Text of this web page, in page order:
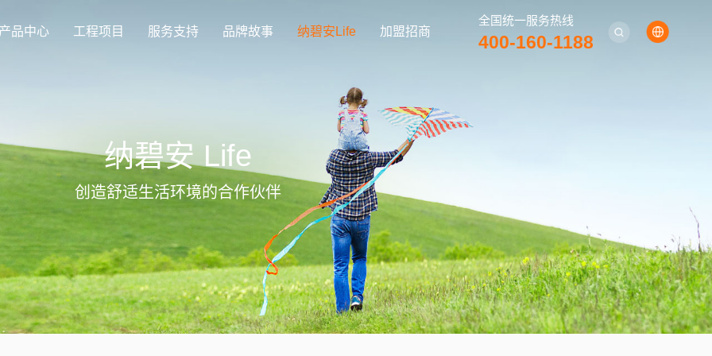
品中心 工程项目 服务支持 品牌故事 纳碧安Life 加盟招商
全国统一服务热线
400-160-1188
纳碧安 Life
创造舒适生活环境的合作伙伴